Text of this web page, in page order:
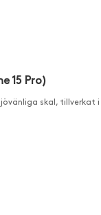
15 Pro)
skal, tillverkat i